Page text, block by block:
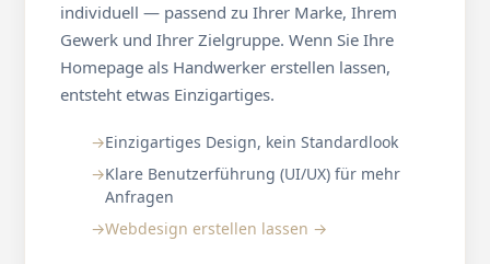
individuell — passend zu Ihrer Marke, Ihrem
Gewerk und Ihrer Zielgruppe. Wenn Sie Ihre
Homepage als Handwerker erstellen lassen,
entsteht etwas Einzigartiges.
Einzigartiges Design, kein Standardlook
Klare Benutzerführung (UI/UX) für mehr
Anfragen
Webdesign erstellen lassen →